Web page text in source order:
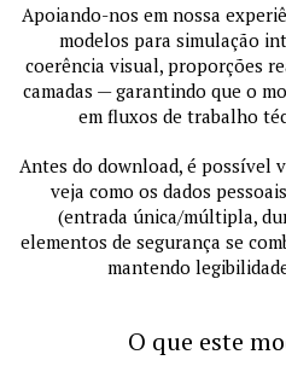
Apoiando-nos em nossa
modelos para simulação
coerência visual, proporções
camadas — garantindo que o
em fluxos de trabalho
Antes do download, é
veja como os dados
(entrada única/múltipla,
elementos de segurança se
mantendo
O que este